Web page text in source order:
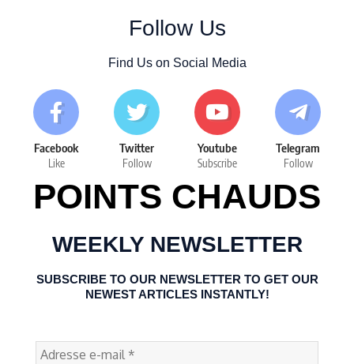
Follow Us
Find Us on Social Media
Facebook
Like
Twitter
Follow
Youtube
Subscribe
Telegram
Follow
POINTS CHAUDS
WEEKLY NEWSLETTER
SUBSCRIBE TO OUR NEWSLETTER TO GET OUR
NEWEST ARTICLES INSTANTLY!